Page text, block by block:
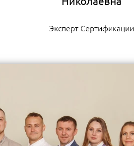
Эксперт Сертификации